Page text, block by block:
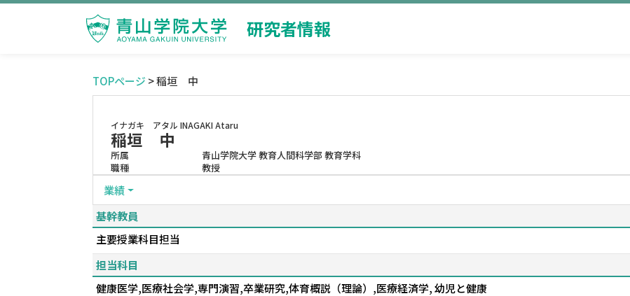
研究者情報
TOPページ > 稲垣 中
イナガキ アタル INAGAKI Ataru
稲垣 中
所属
青山学院大学 教育人間科学部 教育学科
職種
教授
業績
基幹教員
主要授業科目担当
担当科目
健康医学,医療社会学,専門演習,卒業研究,体育概説（理論）,医療経済学, 幼児と健康